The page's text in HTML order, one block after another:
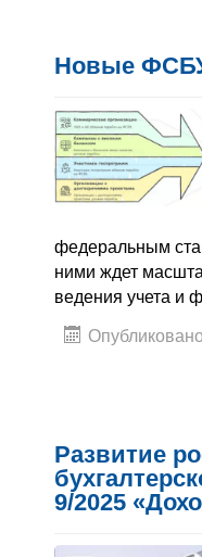
Новые
федеральным
ними ждет
ведения учета и
Развитие
9/2025